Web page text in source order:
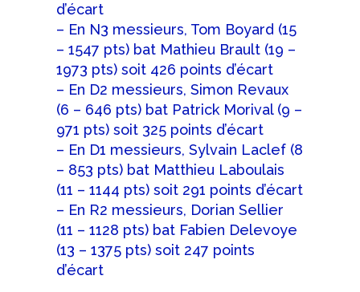
d’écart
– En N3 messieurs, Tom Boyard (15
– 1547 pts) bat Mathieu Brault (19 –
1973 pts) soit 426 points d’écart
– En D2 messieurs, Simon Revaux
(6 – 646 pts) bat Patrick Morival (9 –
971 pts) soit 325 points d’écart
– En D1 messieurs, Sylvain Laclef (8
– 853 pts) bat Matthieu Laboulais
(11 – 1144 pts) soit 291 points d’écart
– En R2 messieurs, Dorian Sellier
(11 – 1128 pts) bat Fabien Delevoye
(13 – 1375 pts) soit 247 points
d’écart